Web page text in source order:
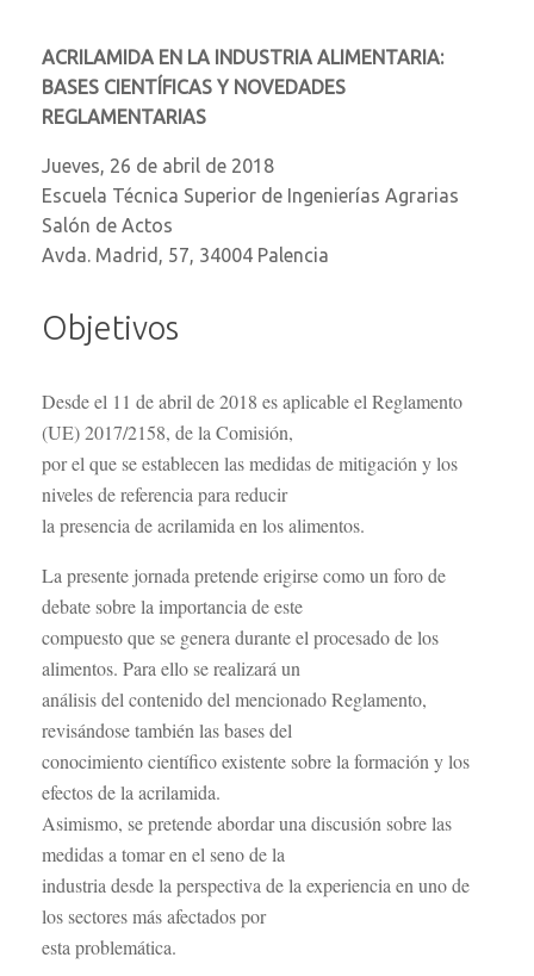
ACRILAMIDA EN LA INDUSTRIA ALIMENTARIA:
BASES CIENTÍFICAS Y NOVEDADES
REGLAMENTARIAS
Jueves, 26 de abril de 2018
Escuela Técnica Superior de Ingenierías Agrarias
Salón de Actos
Avda. Madrid, 57, 34004 Palencia
Objetivos
Desde el 11 de abril de 2018 es aplicable el Reglamento
(UE) 2017/2158, de la Comisión,
por el que se establecen las medidas de mitigación y los
niveles de referencia para reducir
la presencia de acrilamida en los alimentos.
La presente jornada pretende erigirse como un foro de
debate sobre la importancia de este
compuesto que se genera durante el procesado de los
alimentos. Para ello se realizará un
análisis del contenido del mencionado Reglamento,
revisándose también las bases del
conocimiento científico existente sobre la formación y los
efectos de la acrilamida.
Asimismo, se pretende abordar una discusión sobre las
medidas a tomar en el seno de la
industria desde la perspectiva de la experiencia en uno de
los sectores más afectados por
esta problemática.